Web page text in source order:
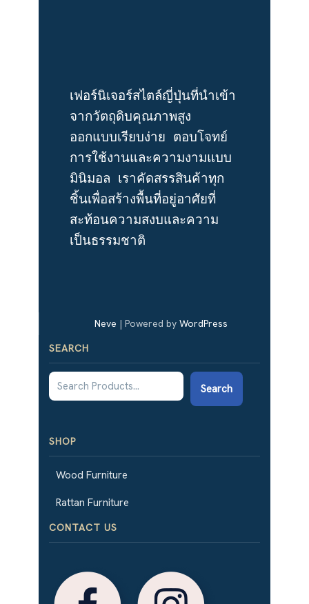
เฟอร์นิเจอร์สไตล์ญี่ปุ่นที่นำเข้า
จากวัตถุดิบคุณภาพสูง
ออกแบบเรียบง่าย ตอบโจทย์
การใช้งานและความงามแบบ
มินิมอล เราคัดสรรสินค้าทุก
ชิ้นเพื่อสร้างพื้นที่อยู่อาศัยที่
สะท้อนความสงบและความ
เป็นธรรมชาติ
Neve | Powered by WordPress
SEARCH
Search
SHOP
Wood Furniture
Rattan Furniture
CONTACT US